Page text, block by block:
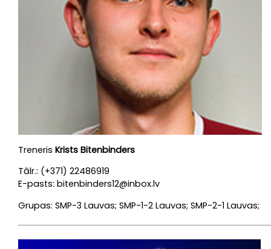
Treneris Krists Bitenbinders
Tālr.: (+371) 22486919
E-pasts: bitenbinders12@inbox.lv
Grupas: SMP-3 Lauvas; SMP-1-2 Lauvas; SMP-2-1 Lauvas;